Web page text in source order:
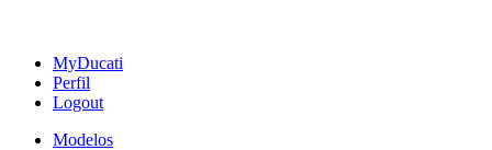
MyDucati
Perfil
Logout
Modelos